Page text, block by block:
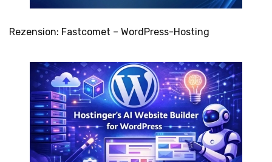
Rezension: Fastcomet – WordPress-Hosting